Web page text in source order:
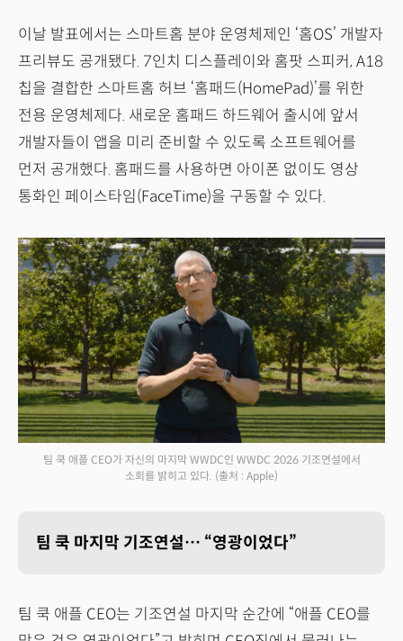
이날 발표에서는 스마트홈 분야 운영체제인 ‘홈OS’ 개발자
프리뷰도 공개됐다. 7인치 디스플레이와 홈팟 스피커, A18
칩을 결합한 스마트홈 허브 ‘홈패드(HomePad)’를 위한
전용 운영체제다. 새로운 홈패드 하드웨어 출시에 앞서
개발자들이 앱을 미리 준비할 수 있도록 소프트웨어를
먼저 공개했다. 홈패드를 사용하면 아이폰 없이도 영상
통화인 페이스타임(FaceTime)을 구동할 수 있다.
팀 쿡 애플 CEO가 자신의 마지막 WWDC인 WWDC 2026 기조연설에서
소회를 밝히고 있다. (출처 : Apple)
팀 쿡 마지막 기조연설… “영광이었다”
팀 쿡 애플 CEO는 기조연설 마지막 순간에 “애플 CEO를